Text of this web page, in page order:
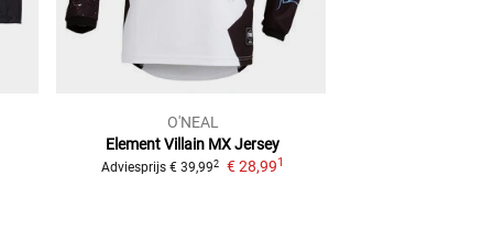
O'NEAL
Element Villain MX Jersey
Adviesprijs € 39,992 € 28,991